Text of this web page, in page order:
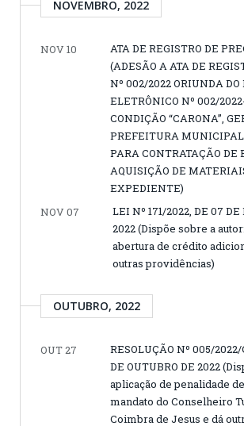
NOVEMBRO, 2022
NOV 10
ATA DE REGISTRO DE
(ADESÃO A ATA DE
Nº 002/2022 ORIUNDA DO
ELETRÔNICO Nº 002/
CONDIÇÃO “CARONA”,
PREFEITURA
PARA CONTRATAÇÃO DE
AQUISIÇÃO DE
EXPEDIENTE)
NOV 07
LEI Nº 171/2022, DE 07
2022 (Dispõe sobre a
abertura de crédito
outras providências)
OUTUBRO, 2022
OUT 27
RESOLUÇÃO Nº 005/
DE OUTUBRO DE 2022
aplicação de penalidade
mandato do Conselheiro
Coimbra de Jesus e dá